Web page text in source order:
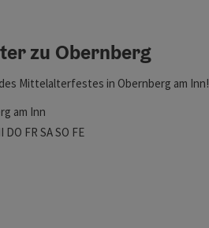
zu Obernberg
Mittelalterfestes in Obernberg am Inn!
am Inn
geöffnetgeöffnet
Mittwoch geöffnet
DO Donnerstag geöffnet
FR Freitag geöffnet
SASamstag geöffnet
SO Sonntag geöffnet
FEFeiertag geöffnet